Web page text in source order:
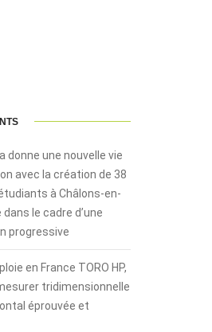
donne une nouvelle vie
avec la création de 38
à Châlons-en-
le cadre d’une
progressive
en France TORO HP,
tridimensionnelle
éprouvée et